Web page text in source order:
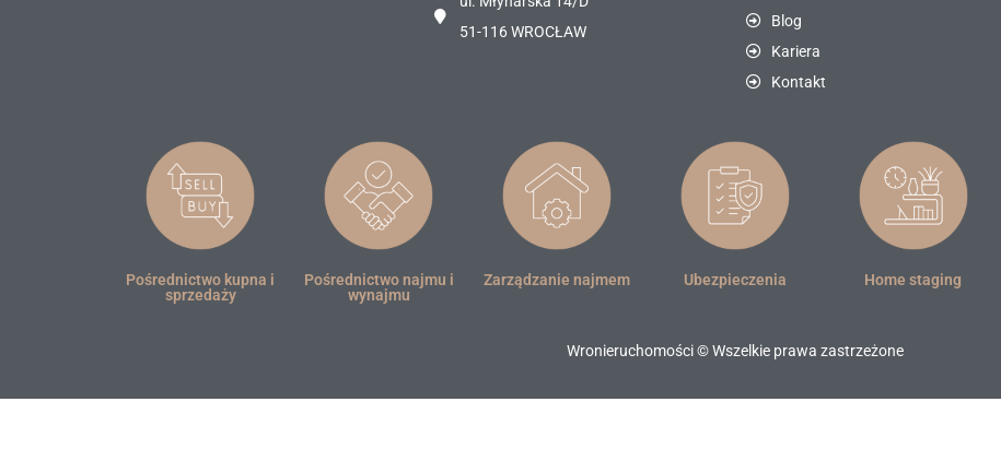
51-116 WROCŁAW
Blog
Kariera
Kontakt
Pośrednictwo kupna i
sprzedaży
Pośrednictwo najmu i
wynajmu
Zarządzanie najmem Ubezpieczenia Home staging
Wronieruchomości © Wszelkie prawa zastrzeżone